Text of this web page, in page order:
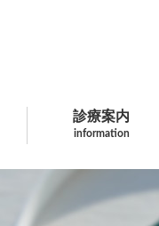
診療案内
information